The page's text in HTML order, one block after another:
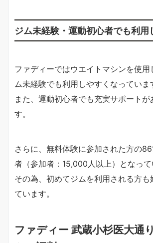
ジム未経験・運動初心者でも利用
ファディーではウエイトマシンを使用
ム未経験でも利用しやすくなっていま
また、運動初心者でも充実サポート
す。
さらに、無料体験に参加された方の
者（参加者：15,000人以上）となって
その為、初めてジムを利用される方も
ています。
ファディー 武蔵小杉医大通